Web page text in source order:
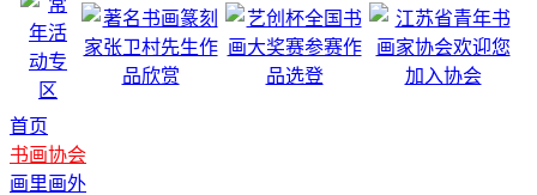
首页
书画协会
画里画外